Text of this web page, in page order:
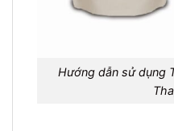
Hướng dẫn sử dụng